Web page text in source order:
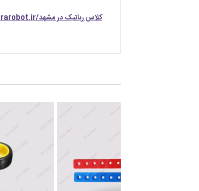
کلاس رباتیک در مشهد/www.hirarobot.ir